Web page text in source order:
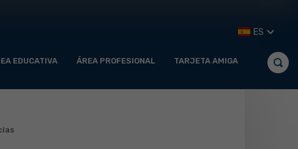
EDUCATIVA ÁREA PROFESIONAL TARJETA AMIGA
ES